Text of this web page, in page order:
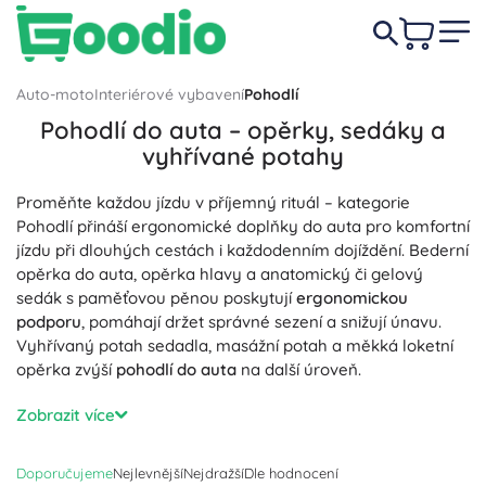
Auto-motoInteriérové vybaveníPohodlí
Pohodlí do auta – opěrky, sedáky a
vyhřívané potahy
Proměňte každou jízdu v příjemný rituál – kategorie
Pohodlí přináší ergonomické doplňky do auta pro komfortní
jízdu při dlouhých cestách i každodenním dojíždění. Bederní
opěrka do auta, opěrka hlavy a anatomický či gelový
sedák s paměťovou pěnou poskytujíergonomickou
podporu, pomáhají držet správné sezení a snižují únavu.
Vyhřívaný potah sedadla, masážní potah a měkká loketní
opěrka zvýší pohodlí do auta na další úroveň.
Auto-moto interiérové vybavení zaměřené na pohodlí staví
nakvalitních materiálech
odvádějí teplo; protiskluzová spodní strana drží pevně na
Zobrazit více
DoporučujemeNejlevnějšíNejdražšíDle hodnocení